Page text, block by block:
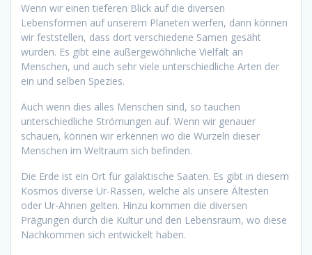
Wenn wir einen tieferen Blick auf die diversen
Lebensformen auf unserem Planeten werfen, dann können
wir feststellen, dass dort verschiedene Samen gesäht
wurden. Es gibt eine außergewöhnliche Vielfalt an
Menschen, und auch sehr viele unterschiedliche Arten der
ein und selben Spezies.
Auch wenn dies alles Menschen sind, so tauchen
unterschiedliche Strömungen auf. Wenn wir genauer
schauen, können wir erkennen wo die Wurzeln dieser
Menschen im Weltraum sich befinden.
Die Erde ist ein Ort für galaktische Saaten. Es gibt in diesem
Kosmos diverse Ur-Rassen, welche als unsere Ältesten
oder Ur-Ahnen gelten. Hinzu kommen die diversen
Prägungen durch die Kultur und den Lebensraum, wo diese
Nachkommen sich entwickelt haben.